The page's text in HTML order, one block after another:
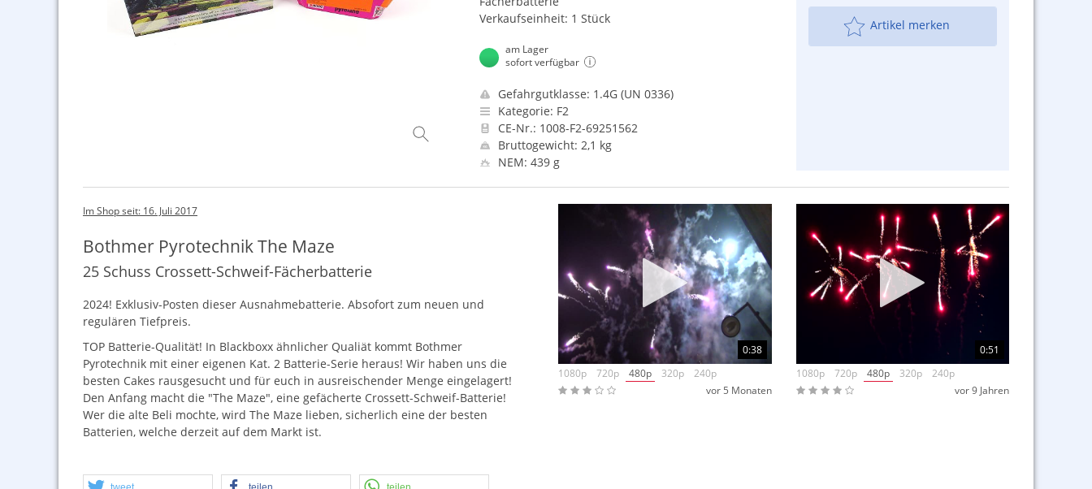
Verkaufseinheit: 1 Stück
am Lager
sofort verfügbar
Gefahrgutklasse: 1.4G (UN 0336)
Kategorie: F2
CE-Nr.: 1008-F2-69251562
Bruttogewicht: 2,1 kg
NEM: 439 g
Artikel merken
Im Shop seit: 16. Juli 2017
Bothmer Pyrotechnik The Maze
25 Schuss Crossett-Schweif-Fächerbatterie
2024! Exklusiv-Posten dieser Ausnahmebatterie. Absofort zum neuen und
regulären Tiefpreis.
TOP Batterie-Qualität! In Blackboxx ähnlicher Qualiät kommt Bothmer
Pyrotechnik mit einer eigenen Kat. 2 Batterie-Serie heraus! Wir haben uns die
besten Cakes rausgesucht und für euch in ausreischender Menge eingelagert!
Den Anfang macht die "The Maze", eine gefächerte Crossett-Schweif-Batterie!
Wer die alte Beli mochte, wird The Maze lieben, sicherlich eine der besten
Batterien, welche derzeit auf dem Markt ist.
0:38
1080p
720p 480p 320p
240p
vor 5 Monaten
0:51
1080p
720p 480p 320p
240p
vor 9 Jahren